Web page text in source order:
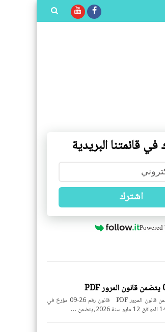
قائمتنا البريدية
اشترك
Powered
قانون رقم 26-09 يتضمن قانون المرور PDF قانون رقم 26-09 مؤرخ في